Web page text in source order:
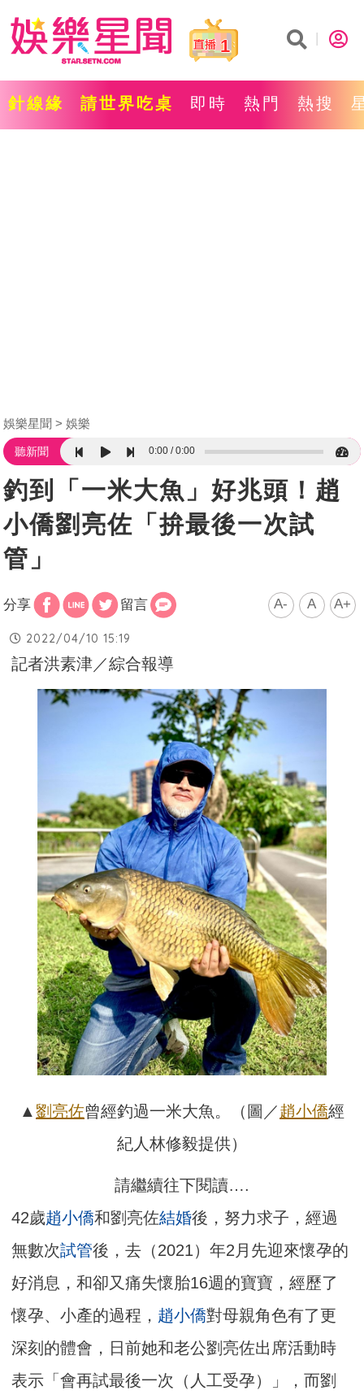
1
針線緣 請世界吃桌 即時 熱門 熱搜
娛樂星聞 娛樂
聽新聞 0:00 0:00
釣到「一米大魚」好兆頭！趙
小僑劉亮佐「拚最後一次試
管」
分享 留言 A- A A+
2022/04/10 15:19
記者洪素津／綜合報導
▲ 劉亮佐曾經釣過一米大魚。（圖／趙小僑經
紀人林修毅提供）
請繼續往下閱讀….
42歲趙小僑和劉亮佐結婚後，努力求子，經過
無數次試管後，去（2021）年2月先迎來懷孕的
好消息，和卻又痛失懷胎16週的寶寶，經歷了
懷孕、小產的過程， 趙小僑對母親角色有了更
深刻的體會，日前她和老公劉亮佐出席活動時
表示「會再試最後一次（人工受孕）」，而劉